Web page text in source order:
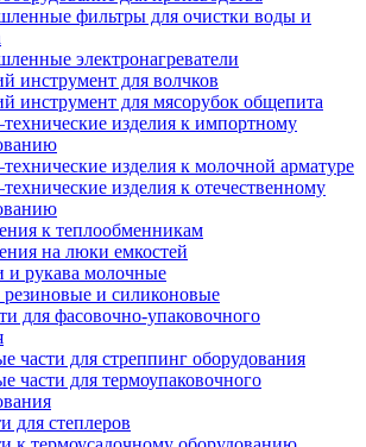
фильтры для очистки воды и
электронагреватели
инструмент для волчков
инструмент для мясорубок общепита
изделия к импортному
изделия к молочной арматуре
изделия к отечественному
к теплообменникам
на люки емкостей
рукава молочные
и силиконовые
для фасовочно-упаковочного
части для стреппинг оборудования
части для термоупаковочного
для степлеров